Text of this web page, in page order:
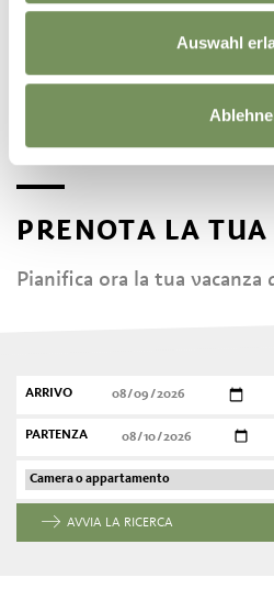
Auswahl
I SENTIERI DELLE ROGGE
MERANESE.
PRENOTA LA
Pianifica ora la tua vacanza
ARRIVO
PARTENZA
AVVIA LA RICERCA